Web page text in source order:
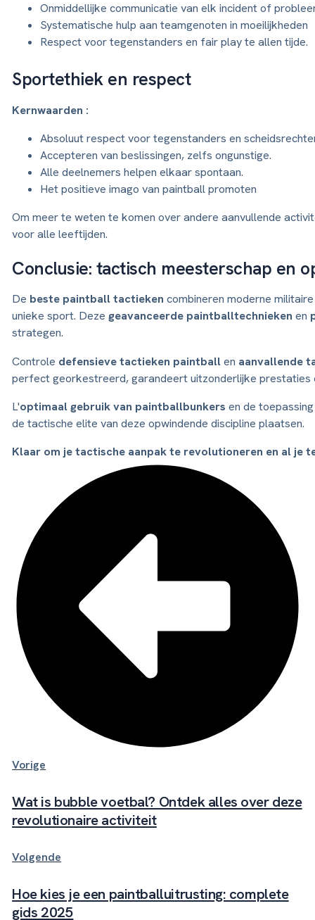
Onmiddellijke communicatie van elk incident of
Systematische hulp aan teamgenoten in moeilijkheden
Respect voor tegenstanders en fair play te allen tijde.
Sportethiek en respect
Kernwaarden :
Absoluut respect voor tegenstanders en
Accepteren van beslissingen, zelfs ongunstige.
Alle deelnemers helpen elkaar spontaan.
Het positieve imago van paintball promoten
Om meer te weten te komen over andere aanvullende
voor alle leeftijden.
Conclusie: tactisch meesterschap en
De beste paintball tactieken combineren moderne
unieke sport. Dezegeavanceerde paintballtechnieken en
strategen.
Controle defensieve tactieken paintballen aanvallende
perfect georkestreerd, garandeert uitzonderlijke prestaties
L'optimaal gebruik van paintballbunkers en de
de tactische elite van deze opwindende discipline plaatsen.
Klaar om je tactische aanpak te revolutioneren en al je
Vorige
Wat is bubble voetbal? Ontdek alles over deze
revolutionaire activiteit
Volgende
Hoe kies je een paintballuitrusting: complete
gids 2025